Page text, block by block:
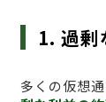
1. 過剰
多くの仮想